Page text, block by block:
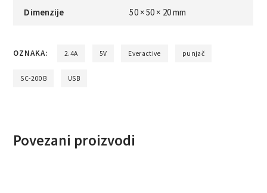
Dimenzije 50 × 50 × 20 mm
OZNAKA: 2.4A 5V Everactive punjač
SC-200B USB
Povezani proizvodi